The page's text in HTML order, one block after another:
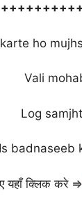
ho
Vali
Log
Is badnaseeb
यहाँ क्लिक करे ⇒